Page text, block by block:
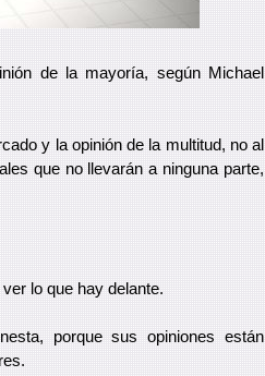
de la mayoría, según Michael
y la opinión de la multitud, no al
que no llevarán a ninguna parte,
lo que hay delante.
porque sus opiniones están